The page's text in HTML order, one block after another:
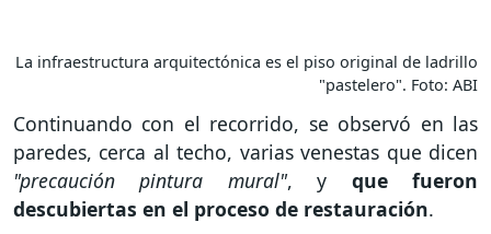
La infraestructura arquitectónica es el piso original de ladrillo
"pastelero". Foto: ABI
Continuando con el recorrido, se observó en las
paredes, cerca al techo, varias venestas que dicen
"precaución pintura mural", y que fueron
descubiertas en el proceso de restauración.